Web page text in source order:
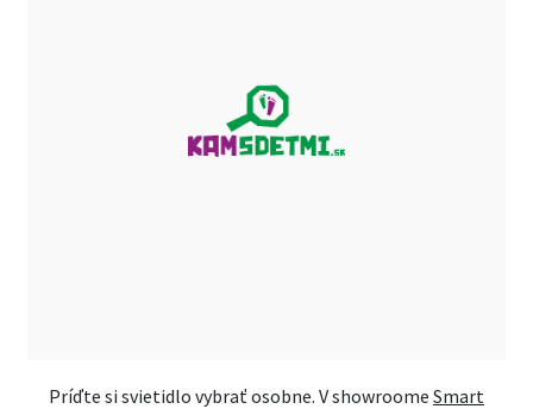
Príďte si svietidlo vybrať osobne. V showroome Smart